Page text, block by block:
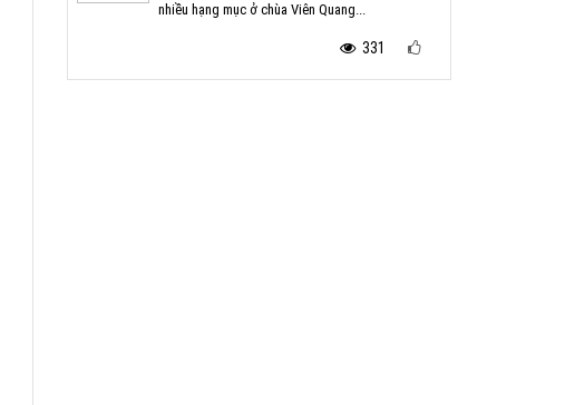
nhiều hạng mục ở chùa Viên Quang...
331